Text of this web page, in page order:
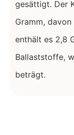
gesättigt. Der
Gramm,
enthält es 2,8
Ballaststoffe,
beträgt.